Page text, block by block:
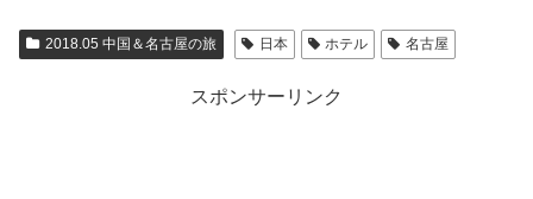
2018.05 中国＆名古屋の旅 日本 ホテル 名古屋
スポンサーリンク